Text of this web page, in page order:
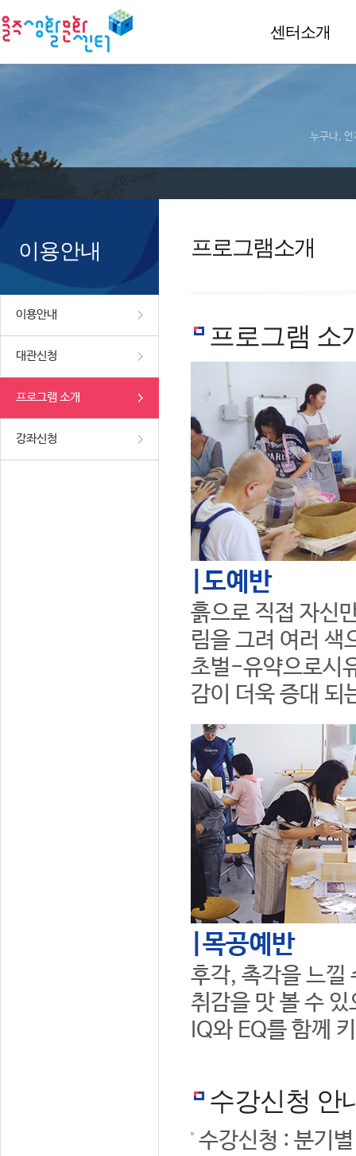
센터소개
누구나, 언
이용안내
이용안내
대관신청
프로그램 소개
강좌신청
프로그램소개
프로그램 소
|도예반
흙으로 직접 자신
림을 그려 여러 색
초벌-유약으로시
감이 더욱 증대 되
|목공예반
후각, 촉각을 느낄
취감을 맛 볼 수 있
IQ와 EQ를 함께
수강신청 안
수강신청 : 분기